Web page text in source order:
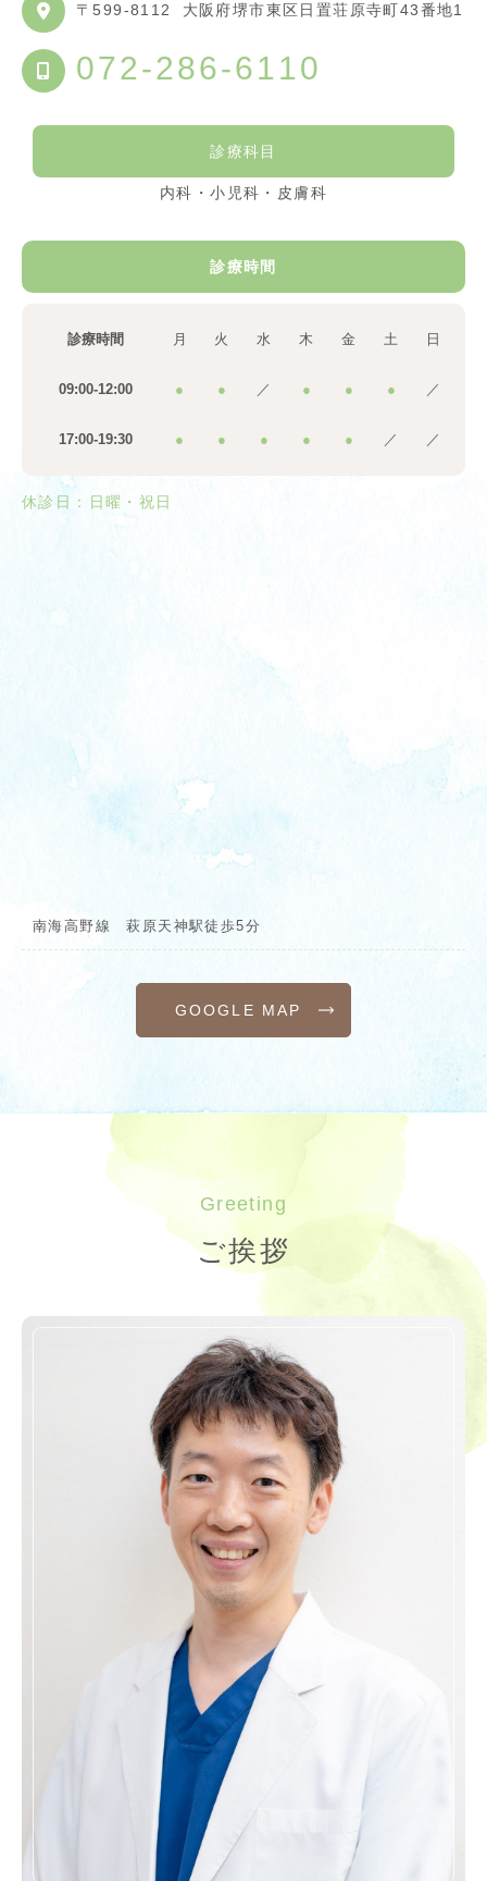
〒599-8112 大阪府堺市東区日置荘原寺町43番地1
072-286-6110
診療科目
内科・小児科・皮膚科
診療時間
診療時間 月 火 水 木 金 土 日
09:00-12:00 ● ● ／ ● ● ● ／
17:00-19:30 ● ● ● ● ● ／ ／
休診日：日曜・祝日
南海高野線 萩原天神駅徒歩5分
GOOGLE MAP
Greeting
ご挨拶